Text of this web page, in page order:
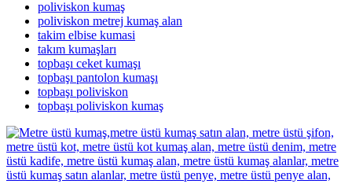
poliviskon kumaş
poliviskon metrej kumaş alan
takim elbise kumasi
takım kumaşları
topbaşı ceket kumaşı
topbaşı pantolon kumaşı
topbaşı poliviskon
topbaşı poliviskon kumaş